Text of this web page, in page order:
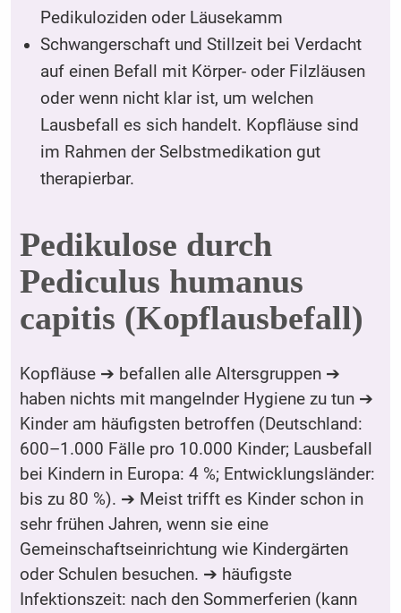
Pedikuloziden oder Läusekamm
Schwangerschaft und Stillzeit bei Verdacht
auf einen Befall mit Körper- oder Filzläusen
oder wenn nicht klar ist, um welchen
Lausbefall es sich handelt. Kopfläuse sind
im Rahmen der Selbstmedikation gut
therapierbar.
Pedikulose durch
Pediculus humanus
capitis (Kopflausbefall)
Kopfläuse ➔ befallen alle Altersgruppen ➔
haben nichts mit mangelnder Hygiene zu tun ➔
Kinder am häufigsten betroffen (Deutschland:
600–1.000 Fälle pro 10.000 Kinder; Lausbefall
bei Kindern in Europa: 4 %; Entwicklungsländer:
bis zu 80 %). ➔ Meist trifft es Kinder schon in
sehr frühen Jahren, wenn sie eine
Gemeinschaftseinrichtung wie Kindergärten
oder Schulen besuchen. ➔ häufigste
Infektionszeit: nach den Sommerferien (kann